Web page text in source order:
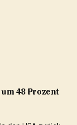
48 Prozent